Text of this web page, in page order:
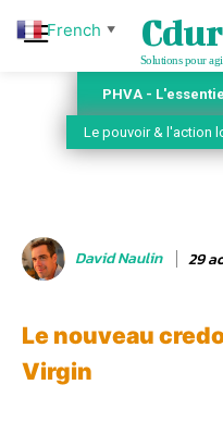
Solutions pour
PHVA -
Le pouvoir & l'action
David Naulin 29
Le nouveau
Virgin
French ▼